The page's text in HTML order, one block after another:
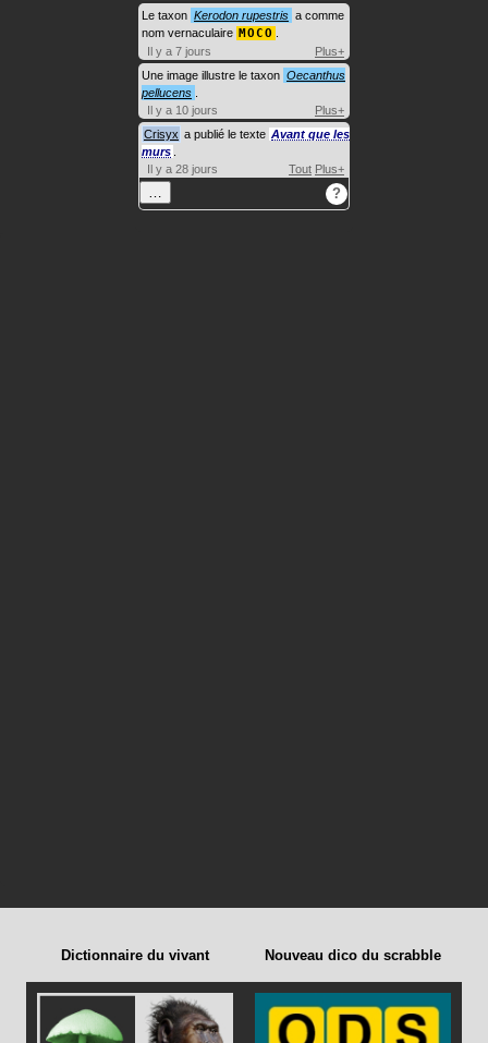
Le taxon Kerodon rupestris a comme
nom vernaculaire MOCO
Il y a 7 jours
Plus+
Une image illustre le taxon Oecanthus
pellucens
Il y a 10 jours
Plus+
Crisyx a publié le texte Avant que les
murs
Il y a 28 jours
Tout Plus+
… ?
Dictionnaire du vivant Nouveau dico du scrabble